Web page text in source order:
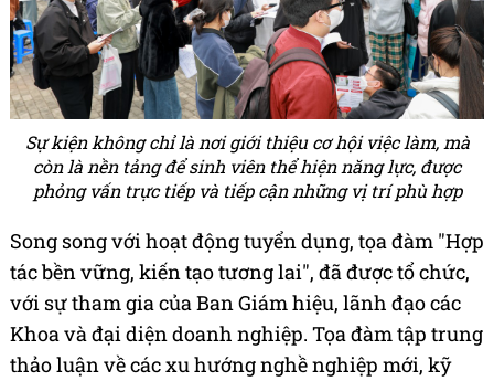
Sự kiện không chỉ là nơi giới thiệu cơ hội việc làm, mà
còn là nền tảng để sinh viên thể hiện năng lực, được
phỏng vấn trực tiếp và tiếp cận những vị trí phù hợp
Song song với hoạt động tuyển dụng, tọa đàm "Hợp
tác bền vững, kiến tạo tương lai", đã được tổ chức,
với sự tham gia của Ban Giám hiệu, lãnh đạo các
Khoa và đại diện doanh nghiệp. Tọa đàm tập trung
thảo luận về các xu hướng nghề nghiệp mới, kỹ